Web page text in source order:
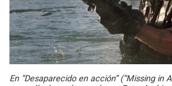
En “Desaparecido en acción” (“Missing in